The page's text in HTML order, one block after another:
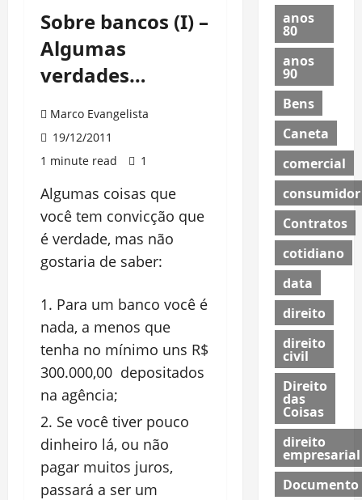
Sobre bancos (I) –
Algumas
verdades…
Marco Evangelista
19/12/2011
1 minute read
1
Algumas coisas que
você tem convicção que
é verdade, mas não
gostaria de saber:
Para um banco você é
nada, a menos que
tenha no mínimo uns R$
300.000,00 depositados
na agência;
Se você tiver pouco
dinheiro lá, ou não
pagar muitos juros,
passará a ser um
anos
80
anos
90
Bens
Caneta
comercial
consumidor
Contratos
cotidiano
data
direito
direito
civil
Direito
das
Coisas
direito
empresarial
Documento